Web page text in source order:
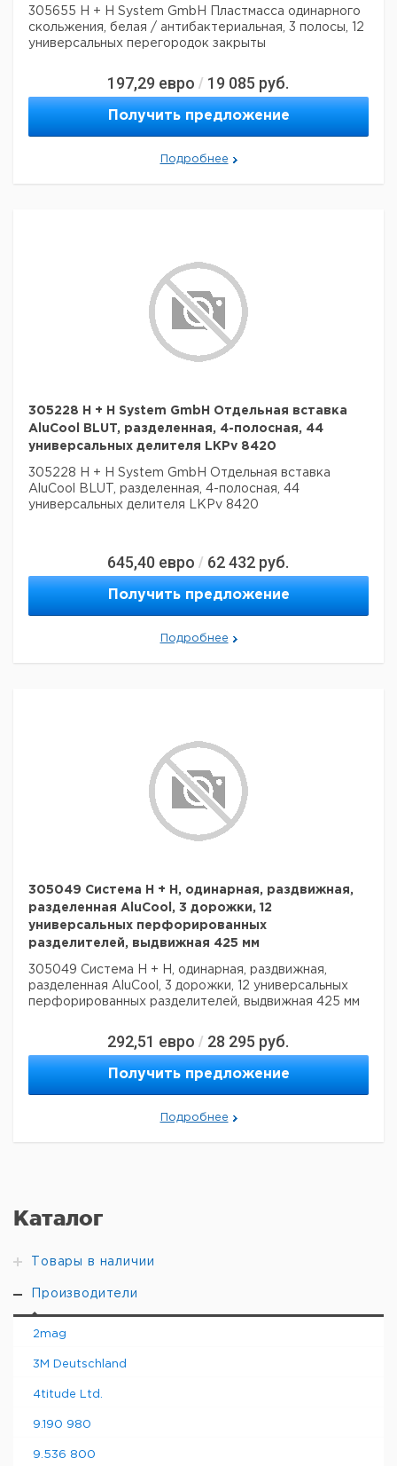
Каталог
Товары в наличии
Производители
2mag
3M Deutschland
4titude Ltd.
9.190 980
9.536 800
305655 H + H System GmbH Пластмасса одинарного
скольжения, белая / антибактериальная, 3 полосы, 12
универсальных перегородок закрыты
197,29 евро / 19 085 руб.
Получить предложение
Подробнее
305228 H + H System GmbH Отдельная вставка
AluCool BLUT, разделенная, 4-полосная, 44
универсальных делителя LKPv 8420
305228 H + H System GmbH Отдельная вставка
AluCool BLUT, разделенная, 4-полосная, 44
универсальных делителя LKPv 8420
645,40 евро / 62 432 руб.
Получить предложение
Подробнее
305049 Система H + H, одинарная, раздвижная,
разделенная AluCool, 3 дорожки, 12
универсальных перфорированных
разделителей, выдвижная 425 мм
305049 Система H + H, одинарная, раздвижная,
разделенная AluCool, 3 дорожки, 12 универсальных
перфорированных разделителей, выдвижная 425 мм
292,51 евро / 28 295 руб.
Получить предложение
Подробнее